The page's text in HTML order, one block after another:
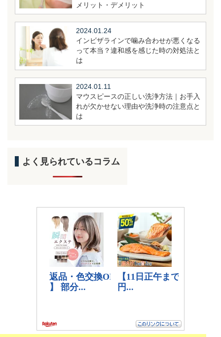
メリット・デメリット
2024.01.24
インビザラインで噛み合わせが悪くなる
って本当？違和感を感じた時の対処法と
は
2024.01.11
マウスピースの正しい洗浄方法｜お手入
れが欠かせない理由や洗浄時の注意点と
は
よく見られているコラム